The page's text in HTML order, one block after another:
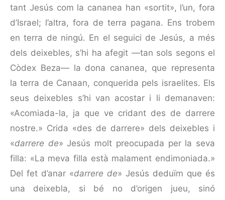
tant Jesús com la cananea han «sortit», l’un, fora
d’Israel; l’altra, fora de terra pagana. Ens trobem
en terra de ningú. En el seguici de Jesús, a més
dels deixebles, s’hi ha afegit —tan sols segons el
Còdex Beza— la dona cananea, que representa
la terra de Canaan, conquerida pels israelites. Els
seus deixebles s’hi van acostar i li demanaven:
«Acomiada-la, ja que ve cridant des de darrere
nostre.» Crida «des de darrere» dels deixebles i
«darrere de» Jesús molt preocupada per la seva
filla: «La meva filla està malament endi­mo­niada.»
Del fet d’anar «darrere de» Jesús deduïm que és
una deixebla, si bé no d’origen jueu, sinó